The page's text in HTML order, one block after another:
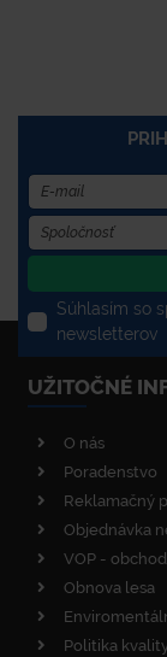
Súhlasím so
newsletterov
UŽITOČNÉ
O nás
Poradenstvo
Reklamačný
Objednávka
VOP -
Obnova lesa
Politika